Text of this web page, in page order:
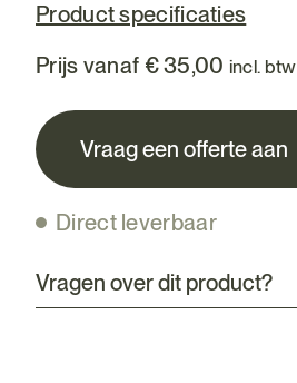
Prijs vanaf €35,00 incl. btw
Product specificaties
Direct leverbaar
Vraag een offerte aan
Vragen over dit product?